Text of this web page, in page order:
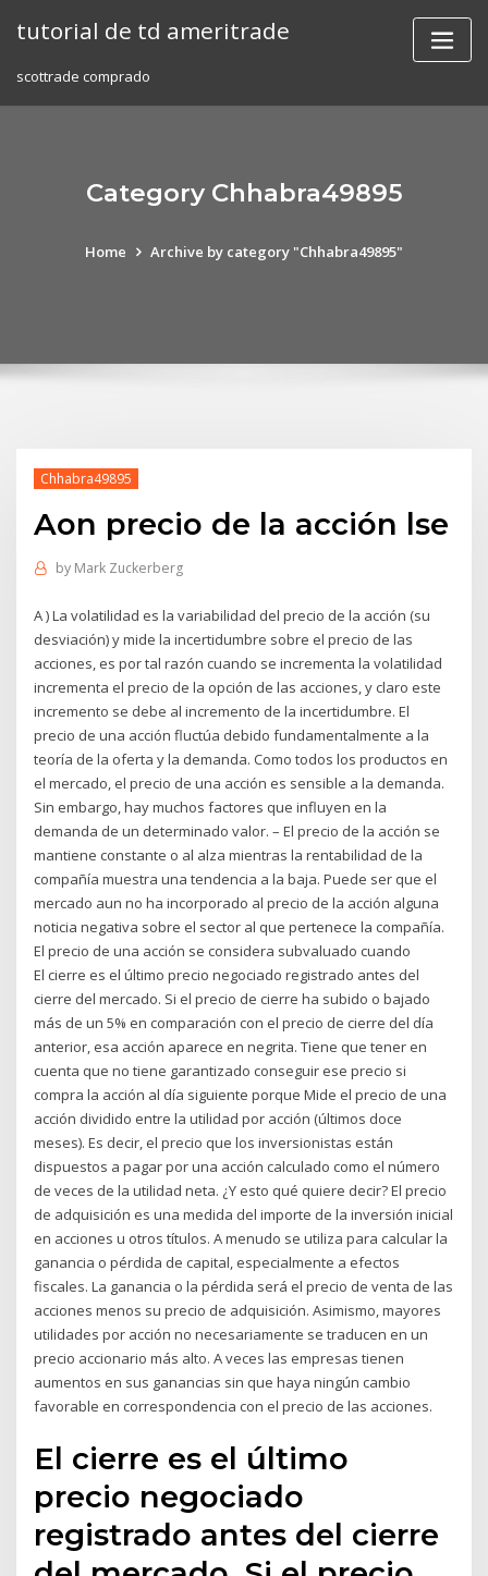
tutorial de td ameritrade
scottrade comprado
Category Chhabra49895
Home Archive by category "Chhabra49895"
Chhabra49895
Aon precio de la acción lse
by Mark Zuckerberg
A ) La volatilidad es la variabilidad del precio de la acción (su
desviación) y mide la incertidumbre sobre el precio de las
acciones, es por tal razón cuando se incrementa la volatilidad
incrementa el precio de la opción de las acciones, y claro este
incremento se debe al incremento de la incertidumbre. El
precio de una acción fluctúa debido fundamentalmente a la
teoría de la oferta y la demanda. Como todos los productos en
el mercado, el precio de una acción es sensible a la demanda.
Sin embargo, hay muchos factores que influyen en la
demanda de un determinado valor. – El precio de la acción se
mantiene constante o al alza mientras la rentabilidad de la
compañía muestra una tendencia a la baja. Puede ser que el
mercado aun no ha incorporado al precio de la acción alguna
noticia negativa sobre el sector al que pertenece la compañía.
El precio de una acción se considera subvaluado cuando
El cierre es el último precio negociado registrado antes del
cierre del mercado. Si el precio de cierre ha subido o bajado
más de un 5% en comparación con el precio de cierre del día
anterior, esa acción aparece en negrita. Tiene que tener en
cuenta que no tiene garantizado conseguir ese precio si
compra la acción al día siguiente porque Mide el precio de una
acción dividido entre la utilidad por acción (últimos doce
meses). Es decir, el precio que los inversionistas están
dispuestos a pagar por una acción calculado como el número
de veces de la utilidad neta. ¿Y esto qué quiere decir? El precio
de adquisición es una medida del importe de la inversión inicial
en acciones u otros títulos. A menudo se utiliza para calcular la
ganancia o pérdida de capital, especialmente a efectos
fiscales. La ganancia o la pérdida será el precio de venta de las
acciones menos su precio de adquisición. Asimismo, mayores
utilidades por acción no necesariamente se traducen en un
precio accionario más alto. A veces las empresas tienen
aumentos en sus ganancias sin que haya ningún cambio
favorable en correspondencia con el precio de las acciones.
El cierre es el último
precio negociado
registrado antes del cierre